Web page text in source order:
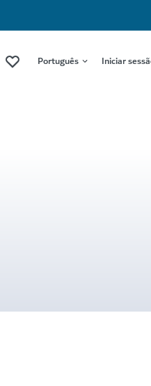
Português Iniciar